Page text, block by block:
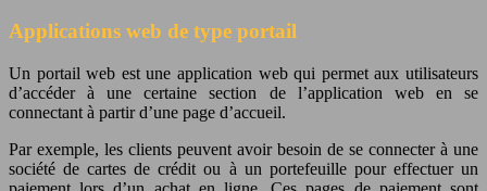
Applications web de type portail
Un portail web est une application web qui permet aux utilisateurs
d’accéder à une certaine section de l’application web en se
connectant à partir d’une page d’accueil.
Par exemple, les clients peuvent avoir besoin de se connecter à une
société de cartes de crédit ou à un portefeuille pour effectuer un